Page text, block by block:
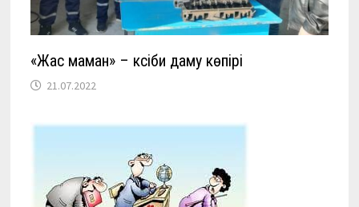
«Жас маман» – кәсіби даму көпірі
21.07.2022